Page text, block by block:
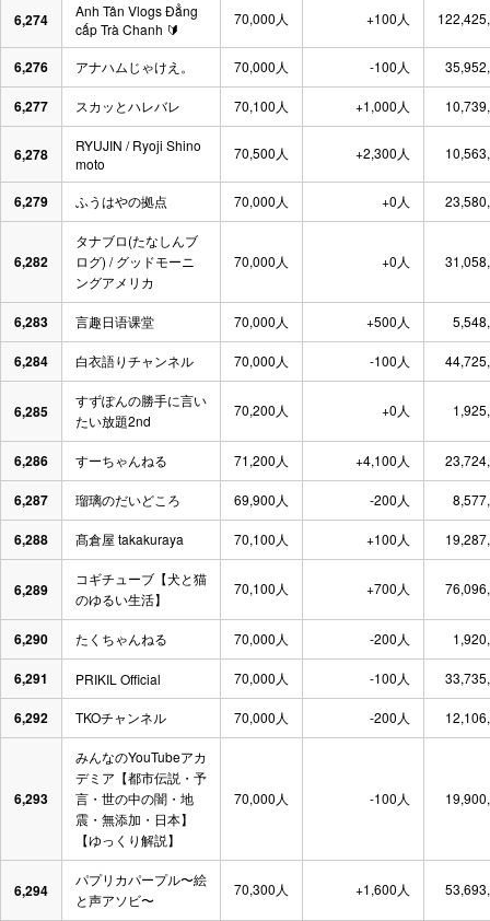
6,274
Anh Tân Vlogs Đẳng
cấp Trà Chanh 🔰
70,000人 +100人
6,276 アナハムじゃけえ。 70,000人 -100人
6,277 スカッとハレバレ 70,100人 +1,000人
6,278
RYUJIN / Ryoji Shino
moto
70,500人 +2,300人
6,279 ふうはやの拠点 70,000人 +0人
6,282
タナブロ(たなしんブ
ログ) / グッドモーニ
ングアメリカ
70,000人 +0人
6,283 言趣日语课堂 70,000人 +500人
6,284 白衣語りチャンネル 70,000人 -100人
6,285
すずぽんの勝手に言い
たい放題2nd
70,200人 +0人
6,286 すーちゃんねる 71,200人 +4,100人
6,287 瑠璃のだいどころ 69,900人 -200人
6,288 髙倉屋 takakuraya 70,100人 +100人
6,289
コギチューブ【犬と猫
のゆるい生活】
70,100人 +700人
6,290 たくちゃんねる 70,000人 -200人
6,291 PRIKIL Official 70,000人 -100人
6,292 TKOチャンネル 70,000人 -200人
6,293
みんなのYouTubeアカ
デミア【都市伝説・予
言・世の中の闇・地
震・無添加・日本】
【ゆっくり解説】
70,000人 -100人
6,294
パプリカパープル〜絵
と声アソビ〜
70,300人 +1,600人